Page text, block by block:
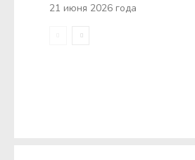
21 июня 2026 года